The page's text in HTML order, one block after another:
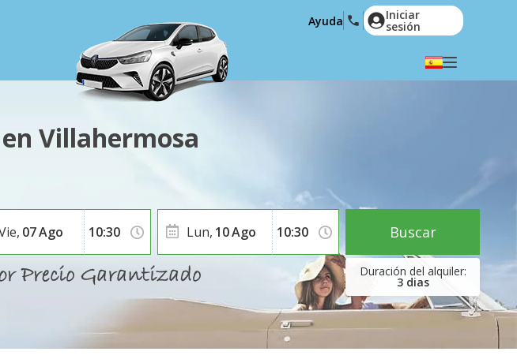
English (US)
Polski
Română
Ελληνικά
Hrvatski
العربية
Ayuda Iniciar
sesión
Villahermosa
07Ago
3 dias
Lun, 10Ago Buscar